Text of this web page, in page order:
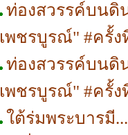
ท่องสวรรค์บนดิ
เพชรบูรณ์" #ครั้ง
ท่องสวรรค์บนดิ
เพชรบูรณ์" #ครั้ง
ใต้ร่มพระบารมี